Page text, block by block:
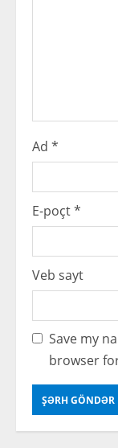
Ad *
E-poçt*
Veb sayt
Save my
browser